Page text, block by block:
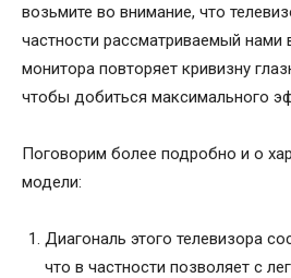
возьмите во внимание, что
частности рассматриваемый нами
монитора повторяет кривизну
чтобы добиться максимального
Поговорим более подробно и о
модели:
Диагональ этого телевизора
что в частности позволяет с